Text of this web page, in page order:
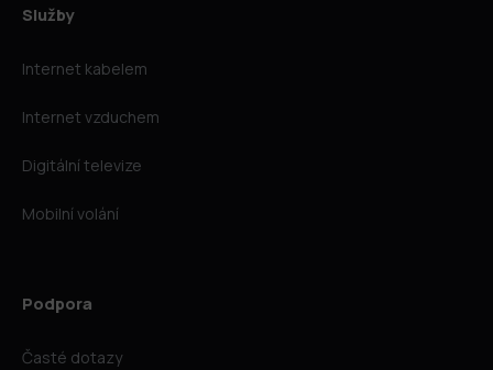
Služby
Internet kabelem
Internet vzduchem
Digitální televize
Mobilní volání
Podpora
Časté dotazy